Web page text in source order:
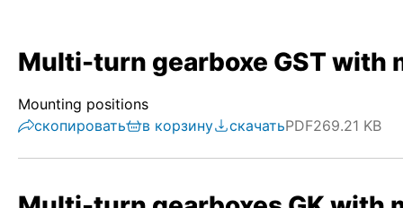
Multi-turn gearboxe GST with
Mounting positions
скопировать
в корзину скачатьPDF269.21 KB